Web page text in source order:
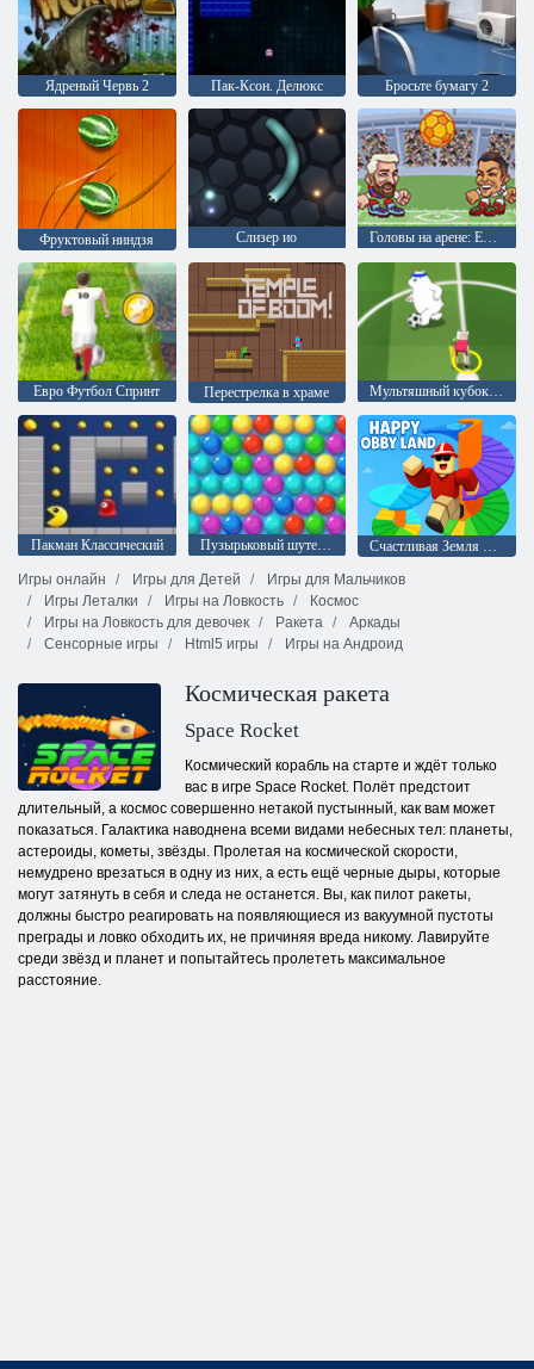
Ядреный Червь 2 Пак-Ксон. Делюкс Бросьте бумагу 2
Фруктовый ниндзя Слизер ио Головы на арене: Евро футбол
Евро Футбол Спринт Перестрелка в храме Мультяшный кубок 2015
Пакман Классический Пузырьковый шутер Аркада
Счастливая Земля Обби
Игры онлайн
Игры для Детей
Игры для Мальчиков
Игры Леталки
Игры на Ловкость
Космос
Игры на Ловкость для девочек
Ракета
Аркады
Сенсорные игры
Html5 игры Игры на Андроид
Космическая ракета
Space Rocket
Космический корабль на старте и ждёт только
вас в игре Space Rocket. Полёт предстоит
длительный, а космос совершенно нетакой пустынный, как вам может
показаться. Галактика наводнена всеми видами небесных тел: планеты,
астероиды, кометы, звёзды. Пролетая на космической скорости,
немудрено врезаться в одну из них, а есть ещё черные дыры, которые
могут затянуть в себя и следа не останется. Вы, как пилот ракеты,
должны быстро реагировать на появляющиеся из вакуумной пустоты
преграды и ловко обходить их, не причиняя вреда никому. Лавируйте
среди звёзд и планет и попытайтесь пролететь максимальное
расстояние.